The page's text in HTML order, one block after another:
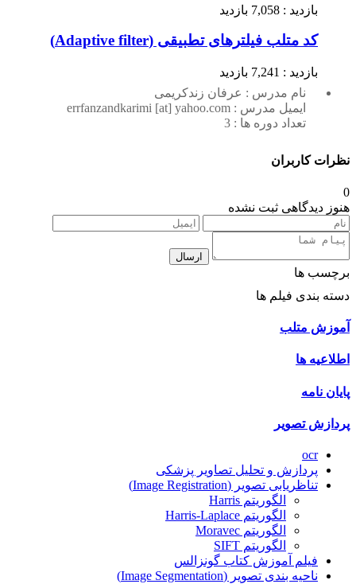
بازدید : 7,058 بازدید
کد متلب فیلترهای تطبیقی (Adaptive filter)
بازدید : 7,241 بازدید
نام مدرس : عرفان زندکریمی
ایمیل مدرس : errfanzandkarimi [at] yahoo.com
تعداد دوره ها : 3
نظرات کاربران
0
هنوز دیدگاهی ثبت نشده
ارسال
برچسب ها
دسته بندی فیلم ها
آموزش متلب
اطلاعیه ها
پایان نامه
پردازش تصویر
ocr
پردازش و تحلیل تصاویر پزشکی
تناظریابی تصویر (Image Registration)
الگوریتم Harris
الگوریتم Harris-Laplace
الگوریتم Moravec
الگوریتم SIFT
فیلم آموزش کتاب گونزالس
ناحیه بندی تصویر (Image Segmentation)